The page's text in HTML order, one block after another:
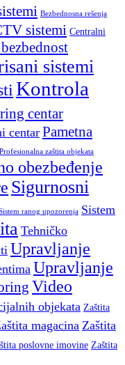
Bezbednosna rešenja
sistemi Centralni
sistemi
Kontrola
centar
centar Pametna
Profesionalna zaštita objekata
obezbeđenje
Sigurnosni
ranog upozorenja Sistem
Tehničko
Upravljanje
Upravljanje
Video
objekata Zaštita
magacina Zaštita
poslovne imovine Zaštita